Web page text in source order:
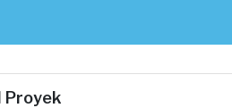
Proyek